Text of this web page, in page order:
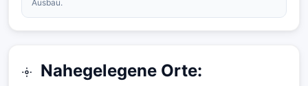
Ausbau.
Nahegelegene Orte: